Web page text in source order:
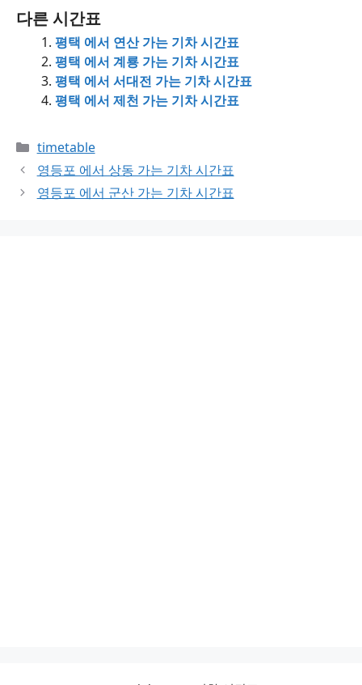
다른 시간표
평택 에서 연산 가는 기차 시간표
평택 에서 계룡 가는 기차 시간표
평택 에서 서대전 가는 기차 시간표
평택 에서 제천 가는 기차 시간표
Categories
timetable
영등포 에서 상동 가는 기차 시간표
영등포 에서 군산 가는 기차 시간표